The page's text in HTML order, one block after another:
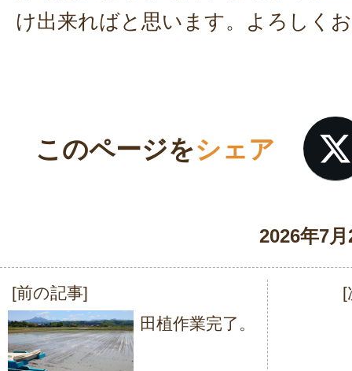
け出来ればと思います。よろしく
このページをシェア
2026年7
投
稿
ナ
[前の記事]
田植作業完了。
[